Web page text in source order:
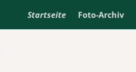
Startseite Foto-Archiv